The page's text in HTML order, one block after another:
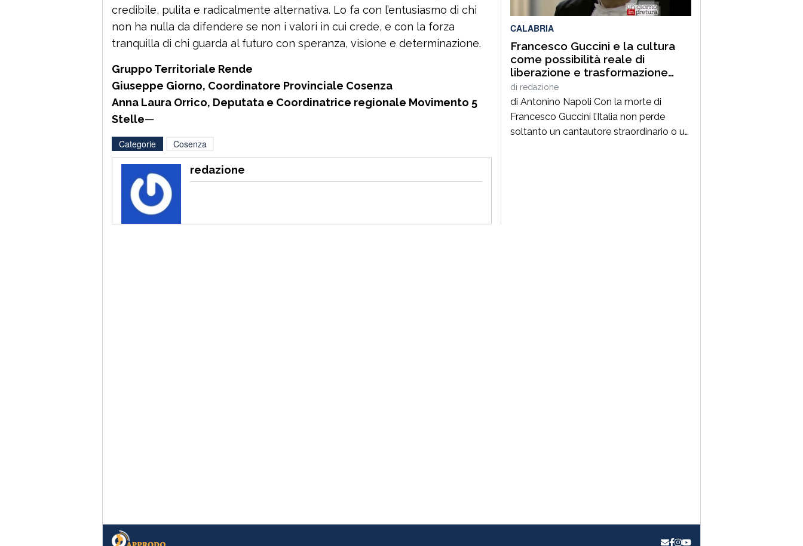
credibile, pulita e radicalmente alternativa. Lo fa con l’entusiasmo di chi
non ha nulla da difendere se non i valori in cui crede, e con la forza
tranquilla di chi guarda al futuro con speranza, visione e determinazione.
Gruppo Territoriale Rende
Giuseppe Giorno, Coordinatore Provinciale Cosenza
Anna Laura Orrico, Deputata e Coordinatrice regionale Movimento 5
Stelle—
Categorie Cosenza
redazione
CALABRIA
Francesco Guccini e la cultura
come possibilità reale di
liberazione e trasformazione
sociale
di redazione
di Antonino Napoli Con la morte di
Francesco Guccini l’Italia non perde
soltanto un cantautore straordinario o un